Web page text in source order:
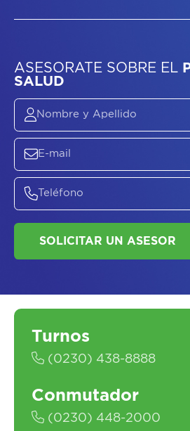
SALUD
SOLICITAR UN ASESOR
Turnos
(0230) 438-8888
Conmutador
(0230) 448-2000